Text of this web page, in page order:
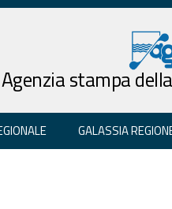
Agenzia stampa
GALASSIA